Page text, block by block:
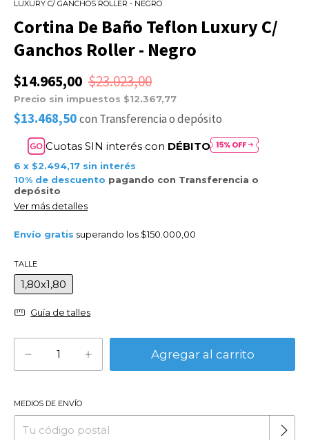
LUXURY C/ GANCHOS ROLLER - NEGRO
Cortina De Baño Teflon Luxury C/
Ganchos Roller - Negro
$14.965,00 $23.023,00
Precio sin impuestos $12.367,77
$13.468,50con Transferencia o depósito
Cuotas SIN interés con DÉBITO
6 x $2.494,17 sin interés
10% de descuento pagando con Transferencia o
depósito
Ver más detalles
Envío gratis superando los $150.000,00
TALLE
1,80x1,80
Guía de talles
Entregas para el CP:
MEDIOS DE ENVÍO